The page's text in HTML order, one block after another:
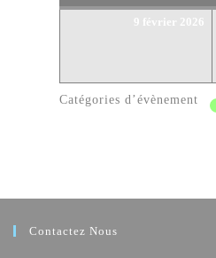
9 février 2026
Catégories d’évènement
Contactez Nous